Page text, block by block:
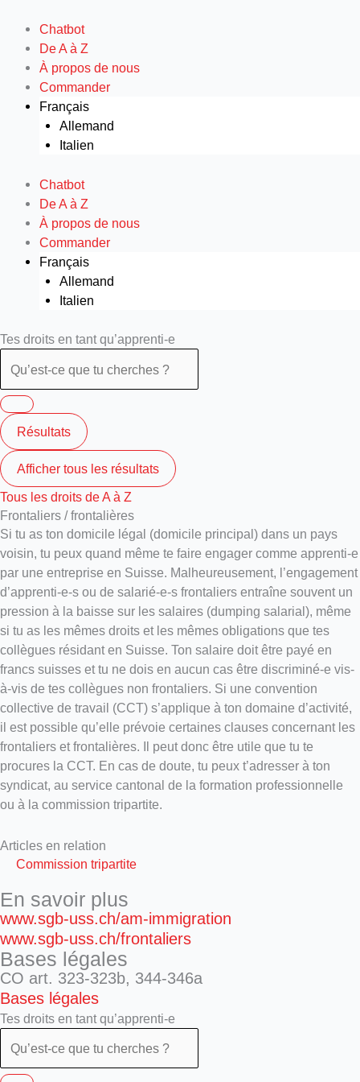
contenu
Chatbot
De A à Z
À propos de nous
Commander
Français
Allemand
Italien
Chatbot
De A à Z
À propos de nous
Commander
Français
Allemand
Italien
Tes droits en tant qu’apprenti-e
Search
Résultats
Afficher tous les résultats
Tous les droits de A à Z
Frontaliers / frontalières
Si tu as ton domicile légal (domicile principal) dans un pays
voisin, tu peux quand même te faire engager comme apprenti-e
par une entreprise en Suisse. Malheureusement, l’engagement
d’apprenti-e-s ou de salarié-e-s frontaliers entraîne souvent un
pression à la baisse sur les salaires (dumping salarial), même
si tu as les mêmes droits et les mêmes obligations que tes
collègues résidant en Suisse. Ton salaire doit être payé en
francs suisses et tu ne dois en aucun cas être discriminé-e vis-
à-vis de tes collègues non frontaliers. Si une convention
collective de travail (CCT) s’applique à ton domaine d’activité,
il est possible qu’elle prévoie certaines clauses concernant les
frontaliers et frontalières. Il peut donc être utile que tu te
procures la CCT. En cas de doute, tu peux t’adresser à ton
syndicat, au service cantonal de la formation professionnelle
ou à la commission tripartite.
Articles en relation
Commission tripartite
En savoir plus
www.sgb-uss.ch/am-immigration
www.sgb-uss.ch/frontaliers
Bases légales
CO art. 323-323b, 344-346a
Bases légales
Tes droits en tant qu’apprenti-e
Search